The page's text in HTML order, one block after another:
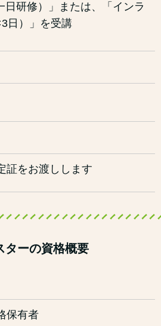
研修）」または、「インラ
日）」を受講
証をお渡しします
ターの資格概要
保有者